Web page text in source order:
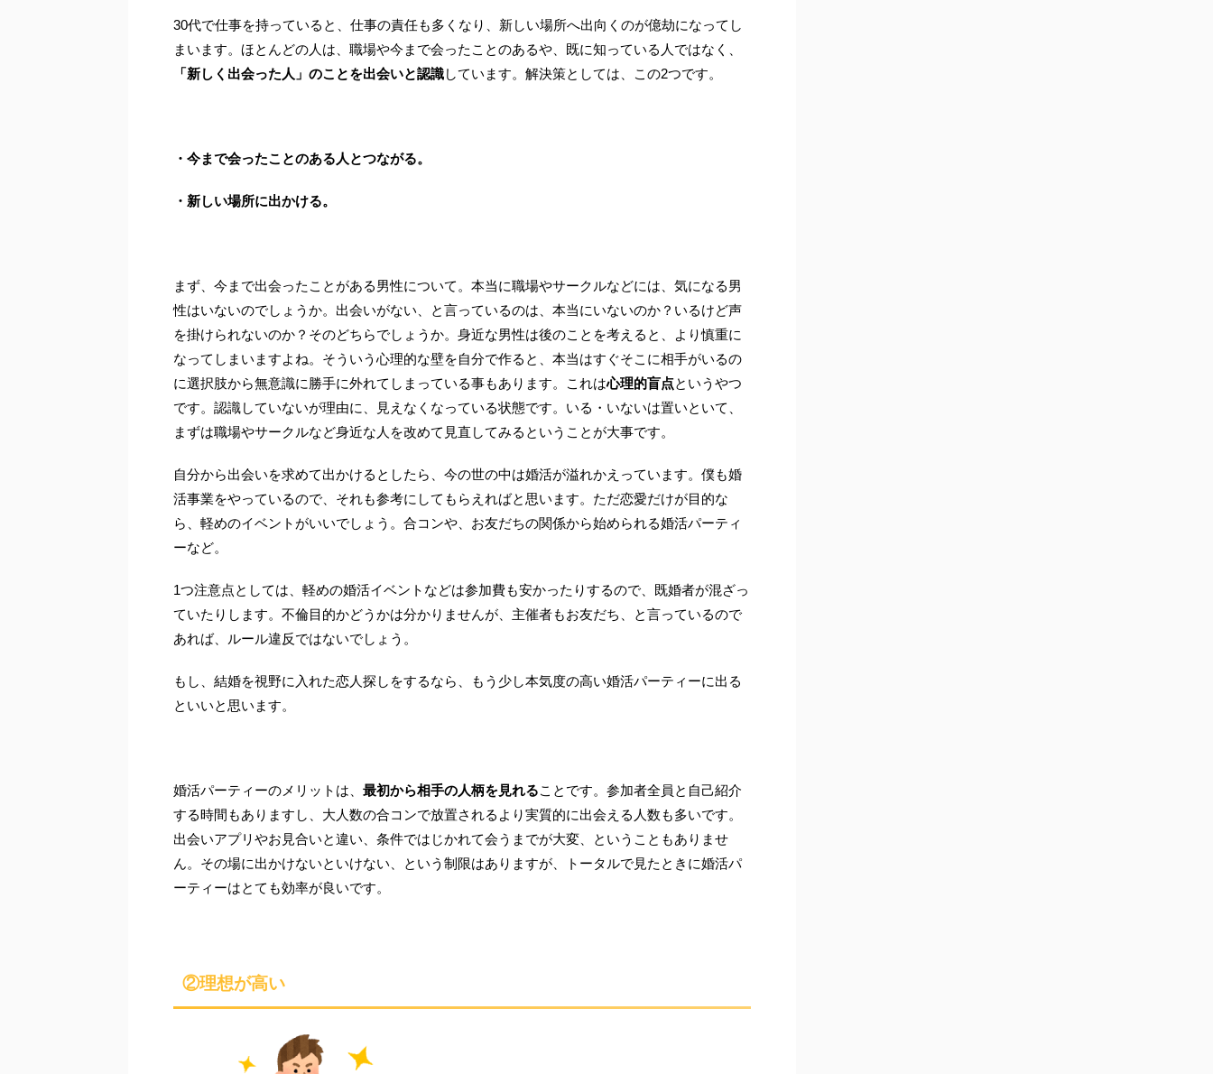
30代で仕事を持っていると、仕事の責任も多くなり、新しい場所へ出向くのが億劫になってし
まいます。ほとんどの人は、職場や今まで会ったことのあるや、既に知っている人ではなく、
「新しく出会った人」のことを出会いと認識しています。解決策としては、この2つです。
・今まで会ったことのある人とつながる。
・新しい場所に出かける。
まず、今まで出会ったことがある男性について。本当に職場やサークルなどには、気になる男
性はいないのでしょうか。出会いがない、と言っているのは、本当にいないのか？いるけど声
を掛けられないのか？そのどちらでしょうか。身近な男性は後のことを考えると、より慎重に
なってしまいますよね。そういう心理的な壁を自分で作ると、本当はすぐそこに相手がいるの
に選択肢から無意識に勝手に外れてしまっている事もあります。これは心理的盲点というやつ
です。認識していないが理由に、見えなくなっている状態です。いる・いないは置いといて、
まずは職場やサークルなど身近な人を改めて見直してみるということが大事です。
自分から出会いを求めて出かけるとしたら、今の世の中は婚活が溢れかえっています。僕も婚
活事業をやっているので、それも参考にしてもらえればと思います。ただ恋愛だけが目的な
ら、軽めのイベントがいいでしょう。合コンや、お友だちの関係から始められる婚活パーティ
ーなど。
1つ注意点としては、軽めの婚活イベントなどは参加費も安かったりするので、既婚者が混ざっ
ていたりします。不倫目的かどうかは分かりませんが、主催者もお友だち、と言っているので
あれば、ルール違反ではないでしょう。
もし、結婚を視野に入れた恋人探しをするなら、もう少し本気度の高い婚活パーティーに出る
といいと思います。
婚活パーティーのメリットは、 最初から相手の人柄を見れることです。参加者全員と自己紹介
する時間もありますし、大人数の合コンで放置されるより実質的に出会える人数も多いです。
出会いアプリやお見合いと違い、条件ではじかれて会うまでが大変、ということもありませ
ん。その場に出かけないといけない、という制限はありますが、トータルで見たときに婚活パ
ーティーはとても効率が良いです。
②理想が高い